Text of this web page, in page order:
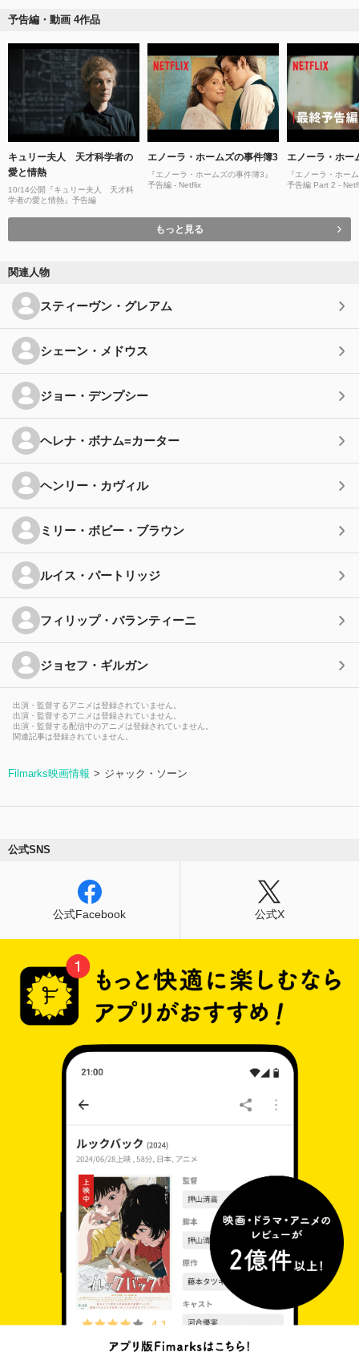
予告編・動画 4作品
キュリー夫人 天才科学者の
愛と情熱
10/14公開『キュリー夫人 天才科
学者の愛と情熱』予告編
エノーラ・ホームズの事件簿3
『エノーラ・ホームズの事件簿3』
予告編 - Netflix
エノーラ・ホー
『エノーラ・ホー
予告編 Part 2 -
もっと見る
関連人物
スティーヴン・グレアム
シェーン・メドウス
ジョー・デンプシー
ヘレナ・ボナム=カーター
ヘンリー・カヴィル
ミリー・ボビー・ブラウン
ルイス・パートリッジ
フィリップ・バランティーニ
ジョセフ・ギルガン
出演・監督するアニメは登録されていません。
出演・監督するアニメは登録されていません。
出演・監督する配信中のアニメは登録されていません。
関連記事は登録されていません。
Filmarks映画情報 ジャック・ソーン
公式SNS
公式Facebook 公式X